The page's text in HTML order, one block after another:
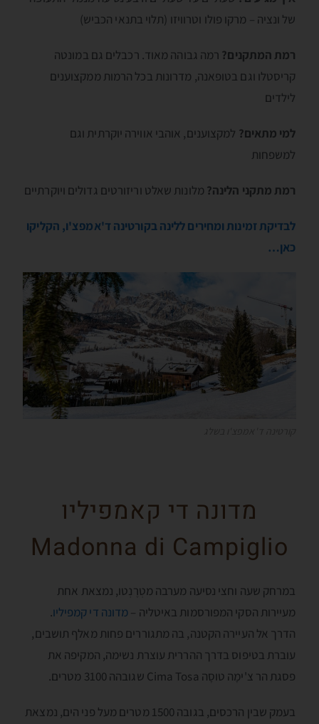
של ונציה – מרקו פולו וטרוויזו (תלוי בתנאי הכביש)
רמת המתקנים? רמה גבוהה מאוד. רכבלים גם במונטה
קריסטלו וגם בטופאנה, מדרונות בכל הרמות ממקצוענים
לילדים
למי מתאים? למקצוענים, אוהבי אווירה יוקרתית וגם
למשפחות
רמת מתקני הלינה? מלונות שאלט וריזורטים גדולים ויוקרתיים
לבדיקת זמינות ומחירים ללינה בקורטינה ד'אמפצ'ו, הקליקו
כאן…
מדונה די קאמפיליו
Madonna di Campiglio
במרחק שעה וחצי נסיעה מערבה מטְרֶנְטו, נמצאת אחת
מעיירות הסקי המפורסמות באיטליה –מדונה די קמפיליו.
הדרך אל העיירה הקטנה, בה מתגוררים פחות מאלף תושבים,
עוברת בטיפוס בדרך ההררית עוצרת נשימה, המקיפה את
פסגת הר צ'ימָה טוסָה Cima Tosa שגובהה 3100 מטרים.
בעמק שבין הרכסים, בגובה 1500 מטרים מעל פני הים, נמצאת